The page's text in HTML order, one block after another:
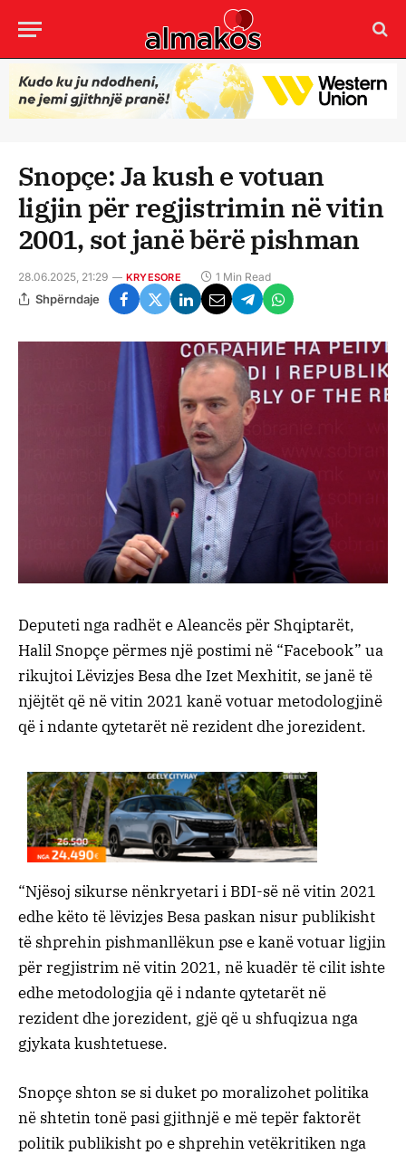
Snopçe: Ja kush e votuan
ligjin për regjistrimin në vitin
2001, sot janë bërë pishman
28.06.2025, 21:29 KRYESORE 1 Min Read
Shpërndaje
Deputeti nga radhët e Aleancës për Shqiptarët,
Halil Snopçe përmes një postimi në “Facebook” ua
rikujtoi Lëvizjes Besa dhe Izet Mexhitit, se janë të
njëjtët që në vitin 2021 kanë votuar metodologjinë
që i ndante qytetarët në rezident dhe jorezident.
“Njësoj sikurse nënkryetari i BDI-së në vitin 2021
edhe këto të lëvizjes Besa paskan nisur publikisht
të shprehin pishmanllëkun pse e kanë votuar ligjin
për regjistrim në vitin 2021, në kuadër të cilit ishte
edhe metodologjia që i ndante qytetarët në
rezident dhe jorezident, gjë që u shfuqizua nga
gjykata kushtetuese.
Snopçe shton se si duket po moralizohet politika
në shtetin tonë pasi gjithnjë e më tepër faktorët
politik publikisht po e shprehin vetëkritiken nga